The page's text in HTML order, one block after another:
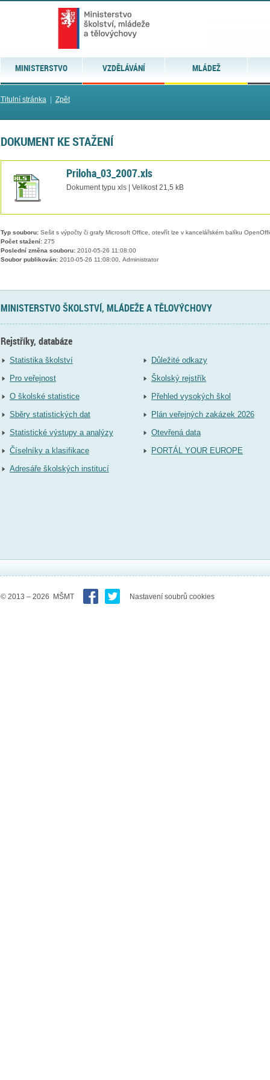
MINISTERSTVO VZDĚLÁVÁNÍ MLÁDEŽ
Titulní stránka| Zpět
DOKUMENT KE STAŽENÍ
Priloha_03_2007.xls
Dokument typu xls | Velikost 21,5 kB
Typ souboru:Sešit s výpočty či grafy Microsoft Office, otevřít lze v kancelářském balíku
Počet stažení:275
Poslední změna souboru:2010-05-26 11:08:00
Soubor publikován:2010-05-26 11:08:00, Administrator
MINISTERSTVO ŠKOLSTVÍ, MLÁDEŽE A TĚLOVÝCHOVY
Rejstříky, databáze
Statistika školství
Pro veřejnost
O školské statistice
Sběry statistických dat
Statistické výstupy a analýzy
Číselníky a klasifikace
Adresáře školských institucí
Důležité odkazy
Školský rejstřík
Přehled vysokých škol
Plán veřejných zakázek 2026
Otevřená data
PORTÁL YOUR EUROPE
© 2013 – 2026 MŠMT Nastavení soubrů cookies